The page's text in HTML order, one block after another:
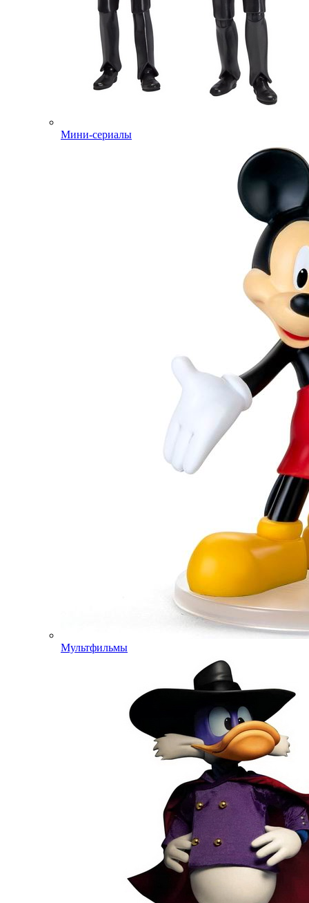
Мини-сериалы
Мультфильмы